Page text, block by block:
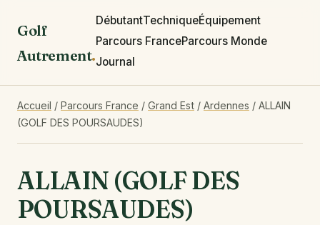
Golf
Autrement.
DébutantTechniqueÉquipement
Parcours FranceParcours Monde
Journal
Accueil / Parcours France / Grand Est / Ardennes / ALLAIN
(GOLF DES POURSAUDES)
ALLAIN (GOLF DES
POURSAUDES)